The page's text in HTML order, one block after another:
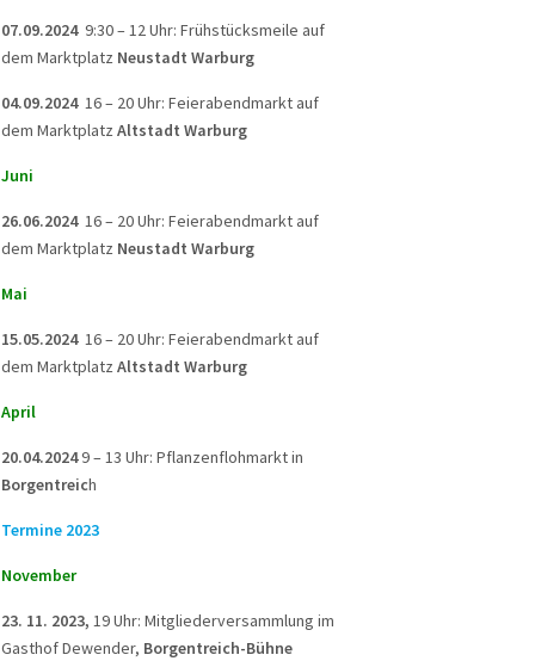
07.09.2024 9:30 – 12 Uhr: Frühstücksmeile auf
dem Marktplatz Neustadt Warburg
04.09.2024 16 – 20 Uhr: Feierabendmarkt auf
dem Marktplatz Altstadt Warburg
Juni
26.06.2024 16 – 20 Uhr: Feierabendmarkt auf
dem Marktplatz Neustadt Warburg
Mai
15.05.2024 16 – 20 Uhr: Feierabendmarkt auf
dem Marktplatz Altstadt Warburg
April
20.04.20249 – 13 Uhr: Pflanzenflohmarkt in
Borgentreich
Termine 2023
November
23. 11. 2023, 19 Uhr: Mitgliederversammlung im
Gasthof Dewender, Borgentreich-Bühne